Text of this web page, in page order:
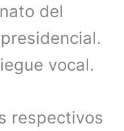
del
vocal.
respectivos